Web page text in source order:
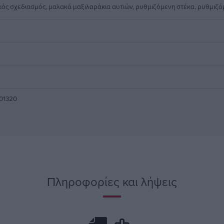
σχεδιασμός, μαλακά μαξιλαράκια αυτιών, ρυθμιζόμενη στέκα,
Πληροφορίες και λήψεις